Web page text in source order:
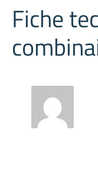
Fiche